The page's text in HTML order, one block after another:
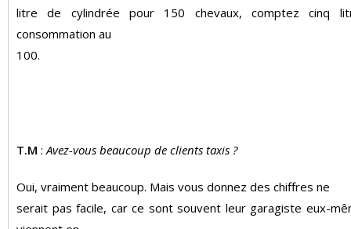
litre de cylindrée pour 150 chevaux, comptez cinq
consommation au
100.
T.M : Avez-vous beaucoup de clients taxis ?
Oui, vraiment beaucoup. Mais vous donnez des chiffres ne
serait pas facile, car ce sont souvent leur garagiste eux-